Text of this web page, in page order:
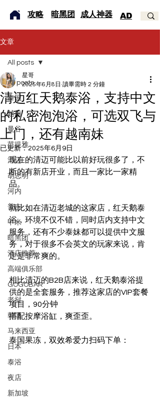
​攻略 暗黑团 成人神器 AD
文章
All posts
泰国
越南
曼谷
芭提雅
清迈
胡志明
河内
普吉
甲米
暗黑团
酒店推荐
高端俱乐部
GOGOBAR
老挝
韩国
马来西亚
日本
泰浴
夜店
新加坡
All posts
清迈红天鹅泰浴，支持中文
的私密泡泡浴，可选双飞与
上门，还有越南妹
星哥
2025年6月8日 讀畢需時 2 分鐘
已更新：2025年6月9日
现在的清迈可能比以前好玩很多了，不
断的有新店开业，而且一家比一家精
品。
就比如在清迈老城的这家店，红天鹅泰
浴，环境不仅不错，同时店内支持中文
服务，还有不少泰妹都可以提供中文服
务，对于很多不会英文的玩家来说，肯
定是非常爽的。
相比清迈的B2B店来说，红天鹅泰浴提
供的是全套服务，推荐这家店的VIP套餐
项目，90分钟
搭配按摩浴缸，爽歪歪。
泰国果冻，双效希爱力扫码下单：